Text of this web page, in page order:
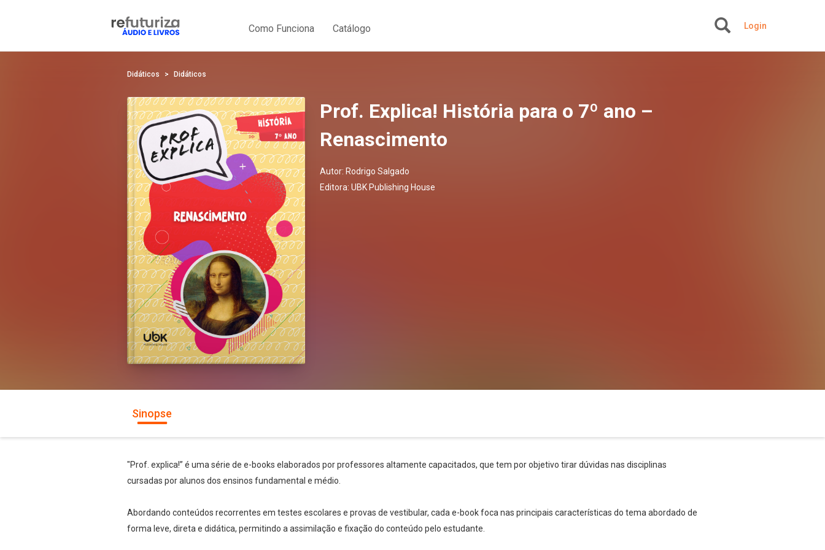
Como Funciona Catálogo Login
Didáticos Didáticos
Prof. Explica! História para o 7º ano –
Renascimento
Autor: Rodrigo Salgado
Editora: UBK Publishing House
Sinopse
"Prof. explica!” é uma série de e-books elaborados por professores altamente capacitados, que tem por objetivo tirar dúvidas nas disciplinas
cursadas por alunos dos ensinos fundamental e médio.
Abordando conteúdos recorrentes em testes escolares e provas de vestibular, cada e-book foca nas principais características do tema abordado de
forma leve, direta e didática, permitindo a assimilação e fixação do conteúdo pelo estudante.